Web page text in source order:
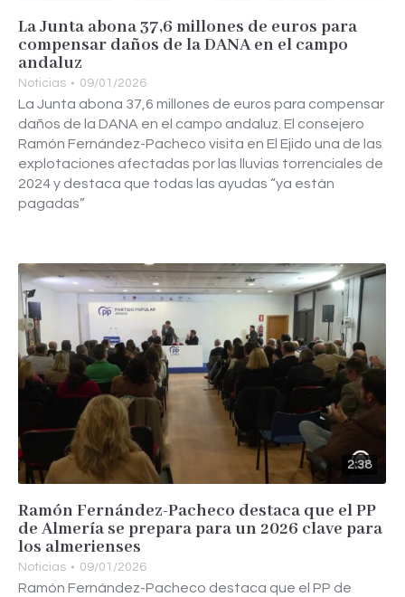
La Junta abona 37,6 millones de euros para
compensar daños de la DANA en el campo
andaluz
Noticias 09/01/2026
La Junta abona 37,6 millones de euros para compensar
daños de la DANA en el campo andaluz. El consejero
Ramón Fernández-Pacheco visita en El Ejido una de las
explotaciones afectadas por las lluvias torrenciales de
2024 y destaca que todas las ayudas “ya están
pagadas”
2:38
Ramón Fernández-Pacheco destaca que el PP
de Almería se prepara para un 2026 clave para
los almerienses
Noticias 09/01/2026
Ramón Fernández-Pacheco destaca que el PP de